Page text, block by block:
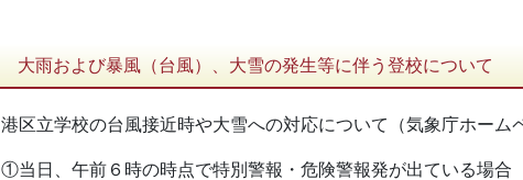
大雨および暴風（台風）、大雪の発生等に伴う登校について
港区立学校の台風接近時や大雪への対応について（気象庁ホーム
①当日、午前６時の時点で特別警報・危険警報発が出ている場合